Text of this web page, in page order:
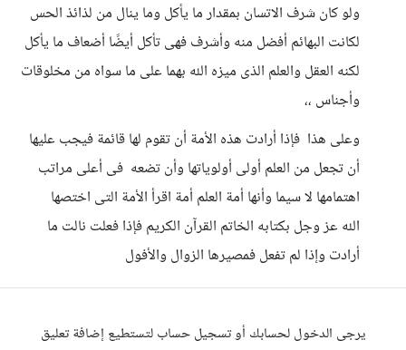
ولو كان شرف الاتسان بمقدار ما يأكل وما ينال من لذائذ الحس
لكانت البهائم أفضل منه وأشرف فهى تأكل أيضًا أضعاف ما يأكل
لكنه العقل والعلم الذى ميزه الله بهما على ما سواه من مخلوقات
وأجناس ،،
وعلى هذا فإذا أرادت هذه الأمة أن تقوم لها قائمة فيجب عليها
أن تجعل من العلم أولى أولوياتها وأن تضعه فى أعلى مراتب
اهتمامها لا سيما وأنها أمة العلم أمة اقرأ الأمة التى اختصها
الله عز وجل بكتابه الخاتم القرآن الكريم فإذا فعلت نالت ما
أرادت وإذا لم تفعل فمصيرها الزوال والأفول
يرجى الدخول لحسابك أو تسجيل حساب لتستطيع إضافة تعليق